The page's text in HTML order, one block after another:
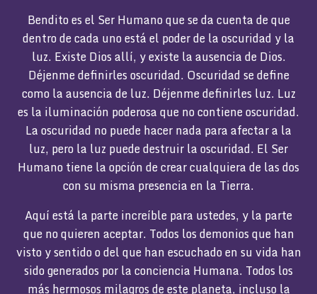
Bendito es el Ser Humano que se da cuenta de que
dentro de cada uno está el poder de la oscuridad y la
luz. Existe Dios allí, y existe la ausencia de Dios.
Déjenme definirles oscuridad. Oscuridad se define
como la ausencia de luz. Déjenme definirles luz. Luz
es la iluminación poderosa que no contiene oscuridad.
La oscuridad no puede hacer nada para afectar a la
luz, pero la luz puede destruir la oscuridad. El Ser
Humano tiene la opción de crear cualquiera de las dos
con su misma presencia en la Tierra.
Aquí está la parte increíble para ustedes, y la parte
que no quieren aceptar. Todos los demonios que han
visto y sentido o del que han escuchado en su vida han
sido generados por la conciencia Humana. Todos los
más hermosos milagros de este planeta, incluso la